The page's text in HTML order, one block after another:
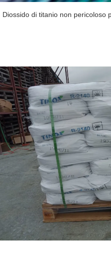
Diossido di titanio non pericoloso